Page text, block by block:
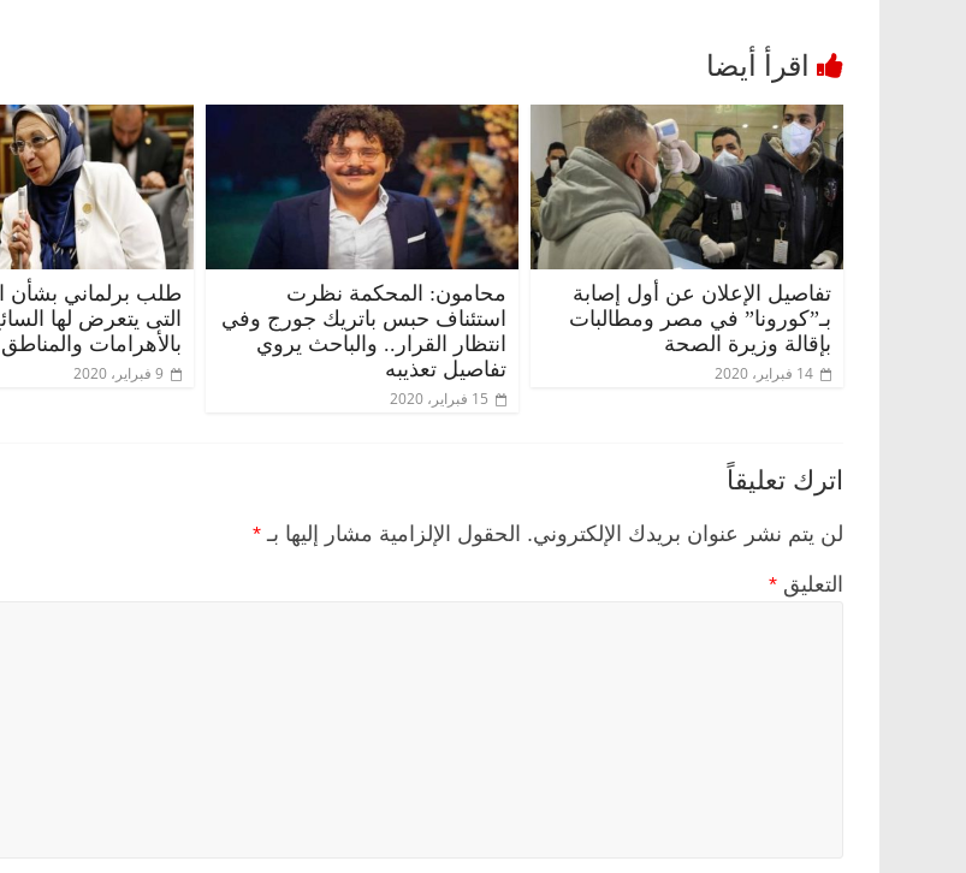
تفاصيل الإعلان عن أول إصابة
بـ”كورونا” في مصر ومطالبات
بإقالة وزيرة الصحة
14 فبراير، 2020
محامون: المحكمة نظرت
استئناف حبس باتريك جورج وفي
انتظار القرار.. والباحث يروي
تفاصيل تعذيبه
15 فبراير، 2020
طلب برلماني بشأن
التى يتعرض لها
بالأهرامات والمناطق
9 فبراير، 2020
اترك تعليقاً
لن يتم نشر عنوان بريدك الإلكتروني. الحقول الإلزامية مشار إليها بـ *
التعليق *
حسين عبدالهادي فارس مقاومة
الخصخصة الذي دافع عن المال
(بروفايل)
21 فبراير، 2026
في ذكرى رحيله.. د. نور فرحات فقيه
قانوني دافع عن قضايا الوطن وانحاز
للحرية (بروفايل)
26 يناير، 2026
ناس وناس
فاروق.. خبير اقتصادي
ميلاده وحيداً على أبواب